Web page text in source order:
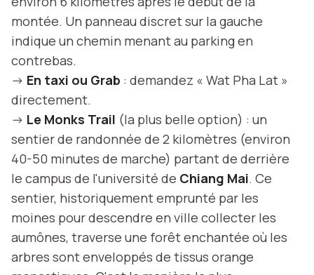
montée. Un panneau discret sur la gauche
indique un chemin menant au parking en
contrebas.
-> En taxi ou Grab : demandez « Wat Pha Lat »
directement.
-> Le Monks Trail (la plus belle option) : un
sentier de randonnée de 2 kilomètres (environ
40-50 minutes de marche) partant de derrière
le campus de l'université de Chiang Mai. Ce
sentier, historiquement emprunté par les
moines pour descendre en ville collecter les
aumônes, traverse une forêt enchantée où les
arbres sont enveloppés de tissus orange